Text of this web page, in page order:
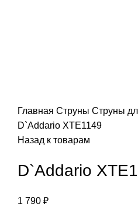
Главная Струны Струны
D`Addario XTE1149
Назад к товарам
D`Addario
1 790 ₽